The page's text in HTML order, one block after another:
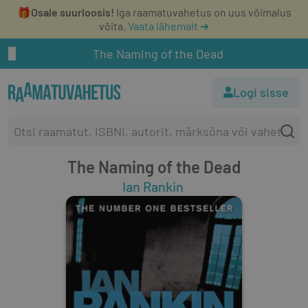
🎁Osale suurloosis! Iga raamatuvahetus on uus võimalus
võita. Vaata lähemalt ➔
The Naming of the Dead
Logi sisse
The Naming of the Dead
Ian Rankin